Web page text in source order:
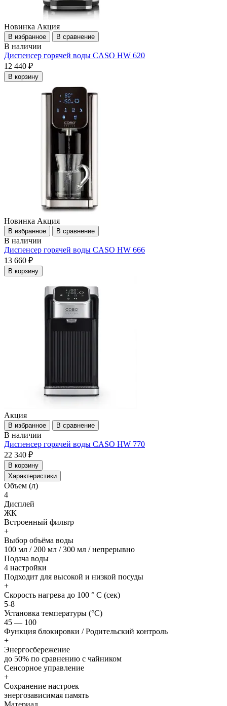
Новинка Акция
В избранное В сравнение
В наличии
Диспенсер горячей воды CASO HW 620
12 440 ₽
В корзину
Новинка Акция
В избранное В сравнение
В наличии
Диспенсер горячей воды CASO HW 666
13 660 ₽
В корзину
Акция
В избранное В сравнение
В наличии
Диспенсер горячей воды CASO HW 770
22 340 ₽
В корзину
Характеристики
Объем (л)
4
Дисплей
ЖК
Встроенный фильтр
+
Выбор объёма воды
100 мл / 200 мл / 300 мл / непрерывно
Подача воды
4 настройки
Подходит для высокой и низкой посуды
+
Скорость нагрева до 100 ° C (сек)
5-8
Установка температуры (°C)
45 — 100
Функция блокировки / Родительский контроль
+
Энергосбережение
до 50% по сравнению с чайником
Сенсорное управление
+
Сохранение настроек
энергозависимая память
Материал